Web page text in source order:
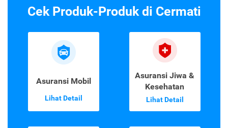
Cek Produk-Produk di Cermati
Asuransi Mobil
Lihat Detail
Asuransi Jiwa &
Kesehatan
Lihat Detail